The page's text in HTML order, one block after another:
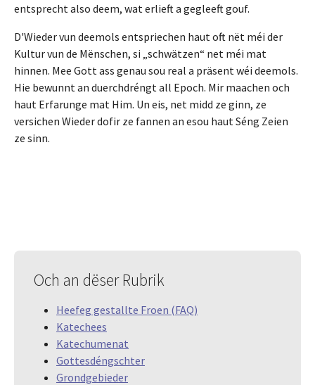
entsprecht also deem, wat erlieft a gegleeft gouf.
D'Wieder vun deemols entspriechen haut oft nët méi der
Kultur vun de Mënschen, si „schwätzen“ net méi mat
hinnen. Mee Gott ass genau sou real a präsent wéi deemols.
Hie bewunnt an duerchdréngt all Epoch. Mir maachen och
haut Erfarunge mat Him. Un eis, net midd ze ginn, ze
versichen Wieder dofir ze fannen an esou haut Séng Zeien
ze sinn.
Och an dëser Rubrik
Heefeg gestallte Froen (FAQ)
Katechees
Katechumenat
Gottesdéngschter
Grondgebieder